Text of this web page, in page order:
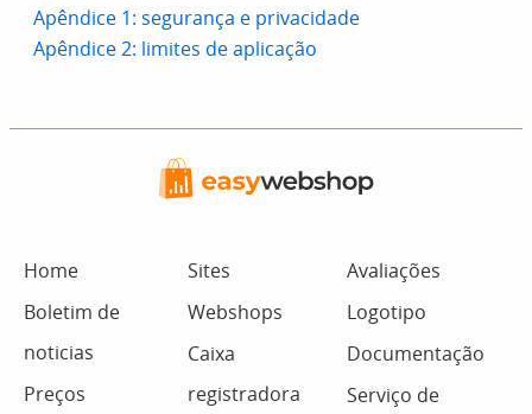
Apêndice 1: segurança e privacidade
Apêndice 2: limites de aplicação
Home
Boletim de
noticias
Preços
Sites
Webshops
Caixa
registradora
Avaliações
Logotipo
Documentação
Serviço de